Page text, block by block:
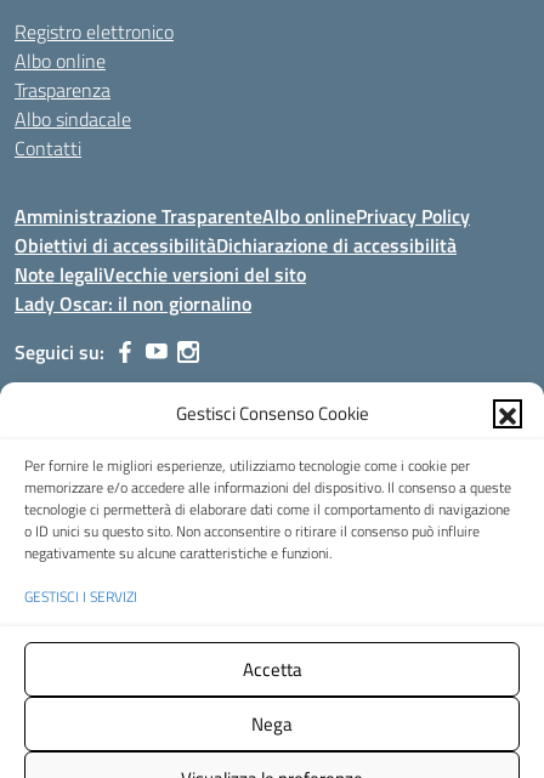
Gestisci Consenso Cookie
Per fornire le migliori esperienze, utilizziamo tecnologie come i cookie per
memorizzare e/o accedere alle informazioni del dispositivo. Il consenso a queste
tecnologie ci permetterà di elaborare dati come il comportamento di navigazione
o ID unici su questo sito. Non acconsentire o ritirare il consenso può influire
negativamente su alcune caratteristiche e funzioni.
GESTISCI I SERVIZI
Accetta
Nega
Registro elettronico
Albo online
Trasparenza
Albo sindacale
Contatti
Amministrazione TrasparenteAlbo onlinePrivacy Policy
Obiettivi di accessibilitàDichiarazione di accessibilità
Note legaliVecchie versioni del sito
Lady Oscar: il non giornalino
Seguici su:
Viale Aldo Moro, 51 - 24021 Albino (Bg)
Posta elettronica certificata (PEC):bgis00900b@pec.istruzione.it
Codice fiscale: 95002390169
Codice meccanografico:BGIS00900B
Codice unico di fatturazione (CUF): UFMHLX
Spazio web concesso in uso gratuito daWeb3king, via Pertini 8 ALBINO
Concept & Design by Designers Italia
- Versione del tema: